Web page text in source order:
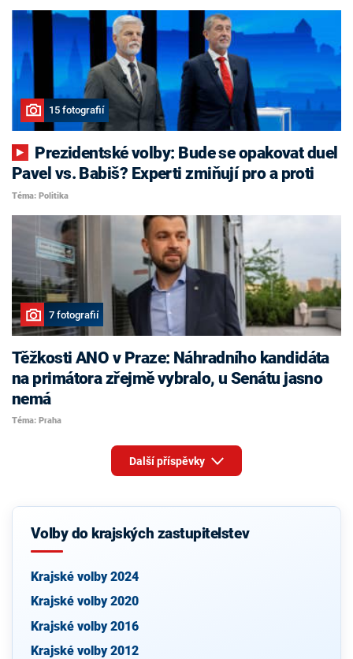
15 fotografií
Pavel vs. Babiš? Experti zmiňují pro a proti
Téma: Politika
7 fotografií
Těžkosti ANO v Praze: Náhradního kandidáta
na primátora zřejmě vybralo, u Senátu jasno
nemá
Téma: Praha
Další příspěvky
Volby do krajských zastupitelstev
Krajské volby 2024
Krajské volby 2020
Krajské volby 2016
Krajské volby 2012